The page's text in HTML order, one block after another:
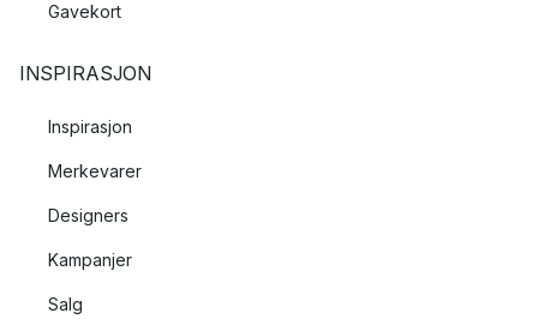
Gavekort
INSPIRASJON
Inspirasjon
Merkevarer
Designers
Kampanjer
Salg